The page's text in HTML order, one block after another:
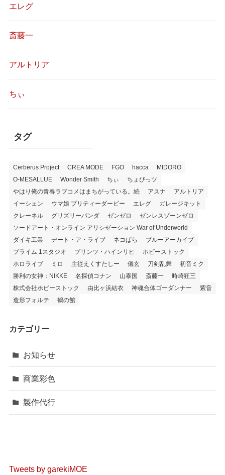
エレグ
斎藤一
アルトリア
ちぃ
タグ
Cerberus Project CREA MODE FGO hacca
MIDORO
O-MESALLUE
Wonder Smith ちぃ
ちょびっツ
やはり俺の青春ラブコメはまちがっている。続
アスナ
アルトリア
イーシェン
ウマ娘 プリティーダービー エレグ
ガレージキット
クレーネル
グリズリーパンダ ゼンゼロ
ゼンレスゾーンゼロ
ソードアート・オンライン アリシゼーション War of Underworld
ダイキ工業
デート・ア・ライブ ネコぱら
ブルーアーカイブ
プライム 1スタジオ
プリンツ・ハインリヒ
ホビーストック
ホロライブ
ミロ 主従えくすたしー 儀玄 刀剣乱舞
初音ミク
勝利の女神：NIKKE
名探偵コナン 山泰国 斎藤一
時崎狂三
株式会社ホビーストック
由比ヶ浜結衣 神魂合体ゴーダンナー
紫音
造形フォルテ
鶴の館
カテゴリー
お知らせ
商業彩色
製作代行
Tweets by garekiMOE